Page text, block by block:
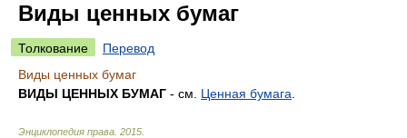
Виды ценных бумаг
Толкование
Перевод
Виды ценных бумаг
ВИДЫ ЦЕННЫХ БУМАГ - см. Ценная бумага
Энциклопедия права 2015